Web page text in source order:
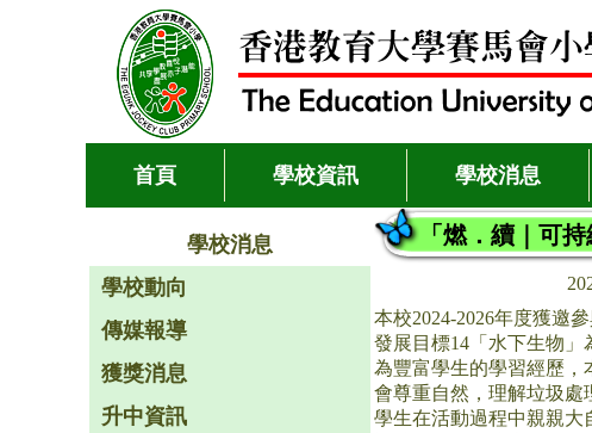
首頁 學校資訊 學校消息
學校消息
學校動向
傳媒報導
獲獎消息
升中資訊
「燃．續｜可
本校2024-2026年度獲邀
發展目標14「水下生物」
為豐富學生的學習經歷，
會尊重自然，理解垃圾處
學生在活動過程中親親大